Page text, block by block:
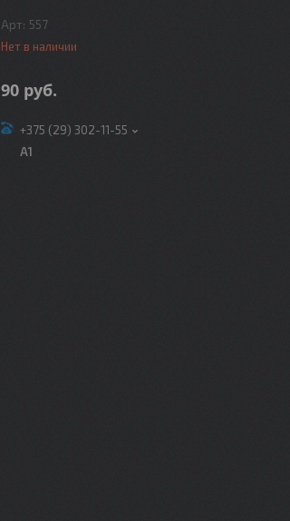
557
Нет в наличии
90 руб.
+375 (29) 302-11-55
A1